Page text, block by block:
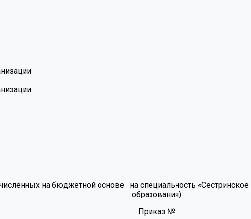
на бюджетной основе на специальность «Сестринское
образования)
Приказ №